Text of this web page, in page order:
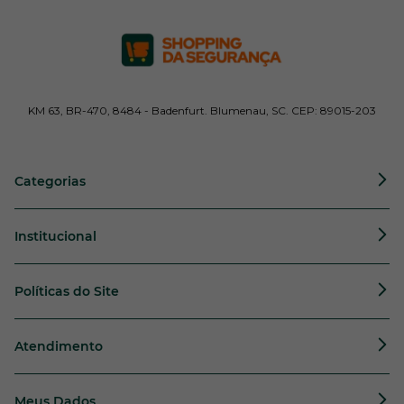
KM 63, BR-470, 8484 - Badenfurt. Blumenau, SC. CEP: 89015-203
Categorias
Institucional
Políticas do Site
Atendimento